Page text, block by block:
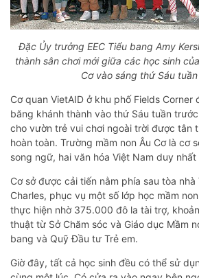
Đặc Ủy trưởng EEC Tiểu bang Amy
thành sân chơi mới giữa các học sinh
Cơ vào sáng thứ Sáu
Cơ quan VietAID ở khu phố Fields
băng khánh thành vào thứ Sáu tuần
cho vườn trẻ vui chơi ngoài trời được tân
hoàn toàn. Trường mầm non Âu Cơ là cơ
song ngữ, hai văn hóa Việt Nam duy
Cơ sở được cải tiến nằm phía sau tòa
Charles, phục vụ một số lớp học mầm
thực hiện nhờ 375.000 đô la tài trợ,
thuật từ Sở Chăm sóc và Giáo dục Mầm
bang và Quỹ Đầu tư Trẻ em.
Giờ đây, tất cả học sinh đều có thể sử